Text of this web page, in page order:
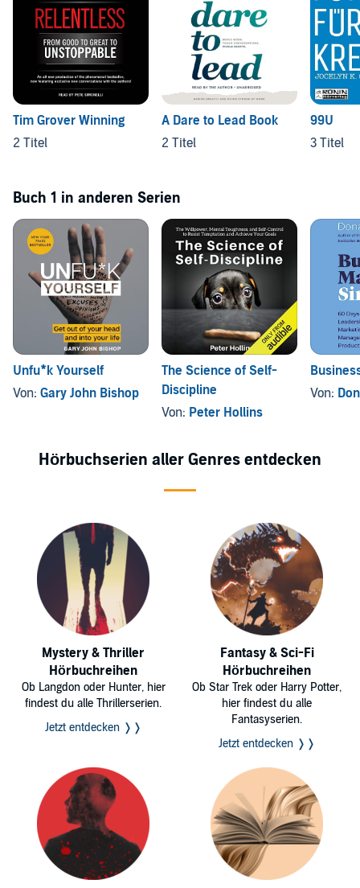
Tim Grover Winning
2 Titel
A Dare to Lead Book
2 Titel
99U
3 Titel
Buch 1 in anderen Serien
Unfu*k Yourself
Von: Gary John Bishop
The Science of Self-
Discipline
Von: Peter Hollins
Von:
Hörbuchserien aller Genres entdecken
Mystery & Thriller
Hörbuchreihen
Ob Langdon oder Hunter, hier
findest du alle Thrillerserien.
Jetzt entdecken ❭❭
Fantasy & Sci-Fi
Hörbuchreihen
Ob Star Trek oder Harry Potter,
hier findest du alle
Fantasyserien.
Jetzt entdecken ❭❭